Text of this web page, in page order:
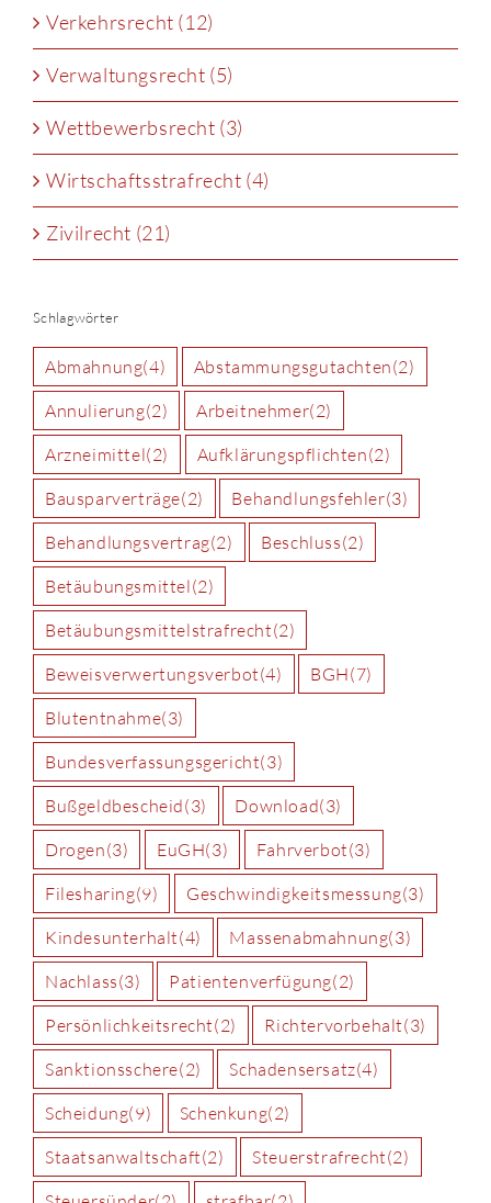
Verkehrsrecht (12)
Verwaltungsrecht (5)
Wettbewerbsrecht (3)
Wirtschaftsstrafrecht (4)
Zivilrecht (21)
Schlagwörter
Abmahnung(4) Abstammungsgutachten(2)
Annulierung(2) Arbeitnehmer(2)
Arzneimittel(2) Aufklärungspflichten(2)
Bausparverträge(2) Behandlungsfehler(3)
Behandlungsvertrag(2) Beschluss(2)
Betäubungsmittel(2)
Betäubungsmittelstrafrecht(2)
Beweisverwertungsverbot(4) BGH(7)
Blutentnahme(3)
Bundesverfassungsgericht(3)
Bußgeldbescheid(3) Download(3)
Drogen(3) EuGH(3) Fahrverbot(3)
Filesharing(9) Geschwindigkeitsmessung(3)
Kindesunterhalt(4) Massenabmahnung(3)
Nachlass(3) Patientenverfügung(2)
Persönlichkeitsrecht(2) Richtervorbehalt(3)
Sanktionsschere(2) Schadensersatz(4)
Scheidung(9) Schenkung(2)
Staatsanwaltschaft(2) Steuerstrafrecht(2)